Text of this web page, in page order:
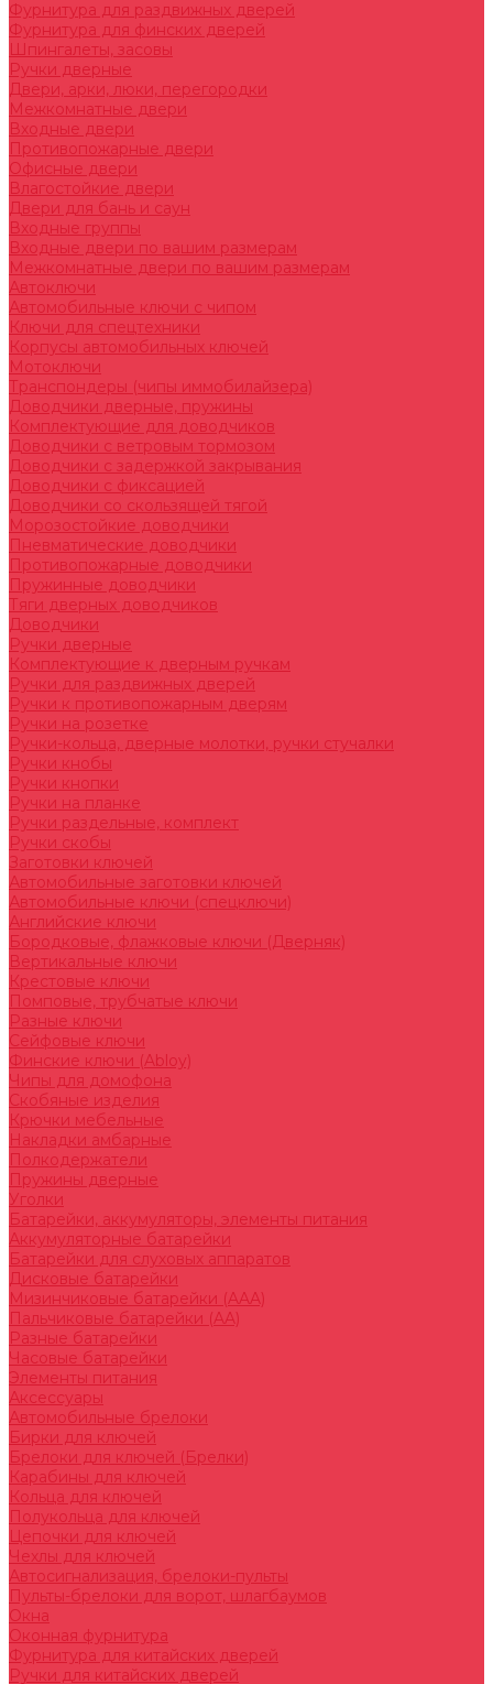
Фурнитура для раздвижных дверей
Фурнитура для финских дверей
Шпингалеты, засовы
Ручки дверные
Двери, арки, люки, перегородки
Межкомнатные двери
Входные двери
Противопожарные двери
Офисные двери
Влагостойкие двери
Двери для бань и саун
Входные группы
Входные двери по вашим размерам
Межкомнатные двери по вашим размерам
Автоключи
Автомобильные ключи с чипом
Ключи для спецтехники
Корпусы автомобильных ключей
Мотоключи
Транспондеры (чипы иммобилайзера)
Доводчики дверные, пружины
Комплектующие для доводчиков
Доводчики с ветровым тормозом
Доводчики с задержкой закрывания
Доводчики с фиксацией
Доводчики со скользящей тягой
Морозостойкие доводчики
Пневматические доводчики
Противопожарные доводчики
Пружинные доводчики
Тяги дверных доводчиков
Доводчики
Ручки дверные
Комплектующие к дверным ручкам
Ручки для раздвижных дверей
Ручки к противопожарным дверям
Ручки на розетке
Ручки-кольца, дверные молотки, ручки стучалки
Ручки кнобы
Ручки кнопки
Ручки на планке
Ручки раздельные, комплект
Ручки скобы
Заготовки ключей
Автомобильные заготовки ключей
Автомобильные ключи (спецключи)
Английские ключи
Бородковые, флажковые ключи (Дверняк)
Вертикальные ключи
Крестовые ключи
Помповые, трубчатые ключи
Разные ключи
Сейфовые ключи
Финские ключи (Abloy)
Чипы для домофона
Скобяные изделия
Крючки мебельные
Накладки амбарные
Полкодержатели
Пружины дверные
Уголки
Батарейки, аккумуляторы, элементы питания
Аккумуляторные батарейки
Батарейки для слуховых аппаратов
Дисковые батарейки
Мизинчиковые батарейки (AAA)
Пальчиковые батарейки (AA)
Разные батарейки
Часовые батарейки
Элементы питания
Аксессуары
Автомобильные брелоки
Бирки для ключей
Брелоки для ключей (Брелки)
Карабины для ключей
Кольца для ключей
Полукольца для ключей
Цепочки для ключей
Чехлы для ключей
Автосигнализация, брелоки-пульты
Пульты-брелоки для ворот, шлагбаумов
Окна
Оконная фурнитура
Фурнитура для китайских дверей
Ручки для китайских дверей